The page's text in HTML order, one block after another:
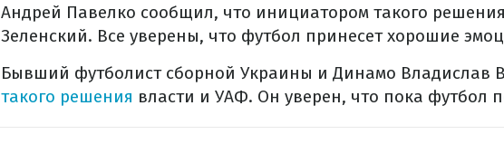
Андрей Павелко сообщил, что инициатором такого
Зеленский. Все уверены, что футбол принесет хорошие
Бывший футболист сборной Украины и Динамо Владислав
такого решения власти и УАФ. Он уверен, что пока футбол